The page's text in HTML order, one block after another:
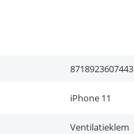
8718923607443
iPhone 11
Ventilatieklem